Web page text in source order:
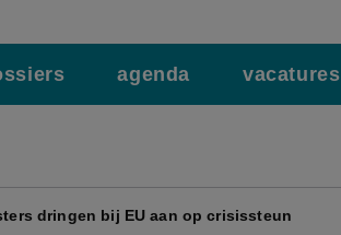
agenda vacatures
dringen bij EU aan op crisissteun